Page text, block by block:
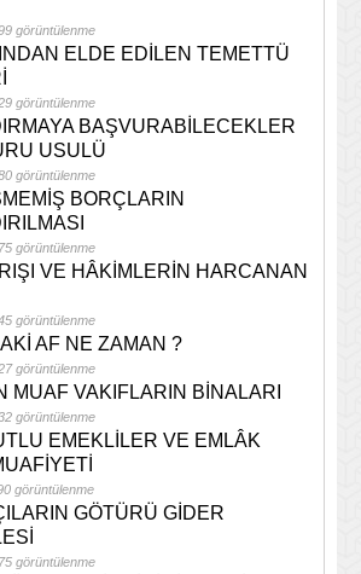
görüntülenme
ELDE EDİLEN TEMETTÜ
görüntülenme
BAŞVURABİLECEKLER
USULÜ
görüntülenme
BORÇLARIN
görüntülenme
VE HÂKİMLERİN HARCANAN
görüntülenme
AF NE ZAMAN ?
görüntülenme
MUAF VAKIFLARIN BİNALARI
görüntülenme
EMEKLİLER VE EMLÂK
görüntülenme
GÖTÜRÜ GİDER
görüntülenme